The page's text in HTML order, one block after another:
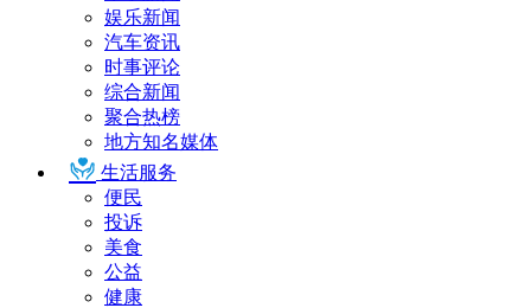
娱乐新闻
汽车资讯
时事评论
综合新闻
聚合热榜
地方知名媒体
生活服务
便民
投诉
美食
公益
健康